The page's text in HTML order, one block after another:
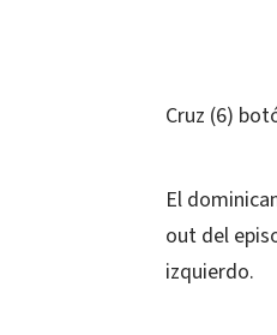
Cruz (6)
El
out del
izquierdo.